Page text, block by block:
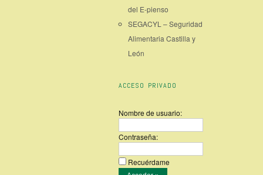
del E-pienso
SEGACYL – Seguridad
Alimentaria Castilla y
León
ACCESO PRIVADO
Nombre de usuario:
Contraseña:
Recuérdame